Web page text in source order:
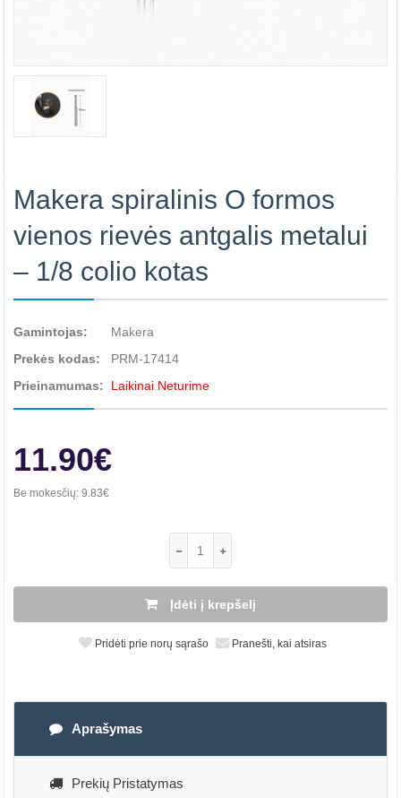
Makera spiralinis O formos
vienos rievės antgalis metalui
– 1/8 colio kotas
Gamintojas:
Makera
Prekės kodas:
PRM-17414
Prieinamumas:
Laikinai Neturime
11.90€
Be mokesčių: 9.83€
Įdėti į krepšelį
Pridėti prie norų sąrašo Pranešti, kai atsiras
Aprašymas
Prekių Pristatymas